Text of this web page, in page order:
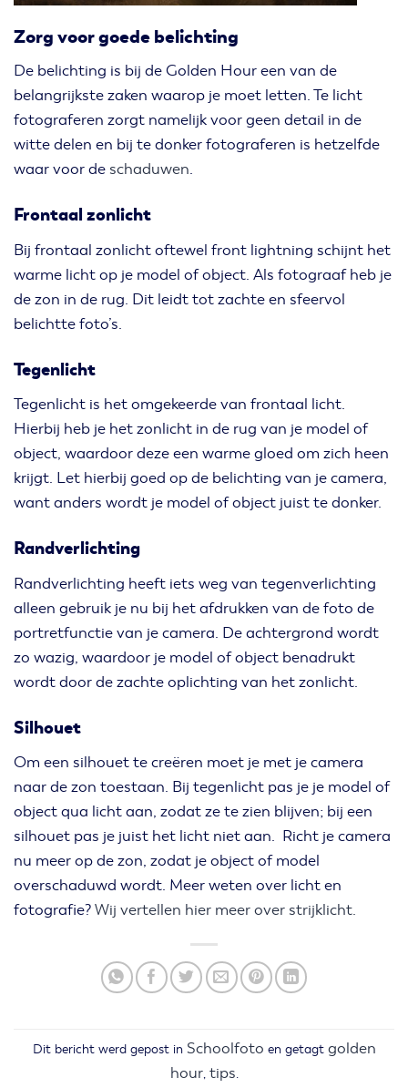
Zorg voor goede belichting
De belichting is bij de Golden Hour een van de
belangrijkste zaken waarop je moet letten. Te licht
fotograferen zorgt namelijk voor geen detail in de
witte delen en bij te donker fotograferen is hetzelfde
waar voor de schaduwen.
Frontaal zonlicht
Bij frontaal zonlicht oftewel front lightning schijnt het
warme licht op je model of object. Als fotograaf heb je
de zon in de rug. Dit leidt tot zachte en sfeervol
belichtte foto’s.
Tegenlicht
Tegenlicht is het omgekeerde van frontaal licht.
Hierbij heb je het zonlicht in de rug van je model of
object, waardoor deze een warme gloed om zich heen
krijgt. Let hierbij goed op de belichting van je camera,
want anders wordt je model of object juist te donker.
Randverlichting
Randverlichting heeft iets weg van tegenverlichting
alleen gebruik je nu bij het afdrukken van de foto de
portretfunctie van je camera. De achtergrond wordt
zo wazig, waardoor je model of object benadrukt
wordt door de zachte oplichting van het zonlicht.
Silhouet
Om een silhouet te creëren moet je met je camera
naar de zon toestaan. Bij tegenlicht pas je je model of
object qua licht aan, zodat ze te zien blijven; bij een
silhouet pas je juist het licht niet aan. Richt je camera
nu meer op de zon, zodat je object of model
overschaduwd wordt. Meer weten over licht en
fotografie?Wij vertellen hier meer over strijklicht.
Dit bericht werd gepost in Schoolfoto en getagt golden
hour, tips.